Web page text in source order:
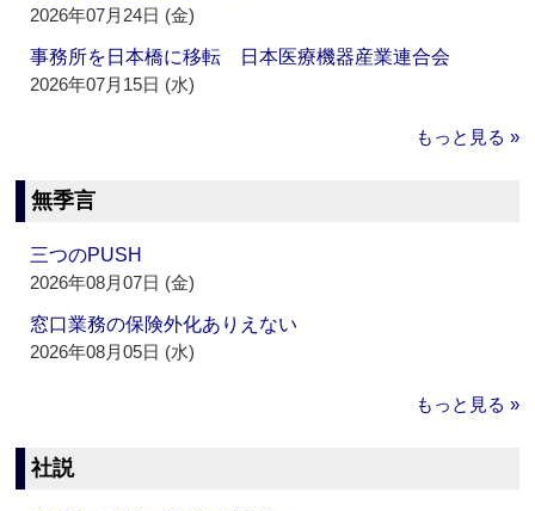
2026年07月24日 (金)
事務所を日本橋に移転 日本医療機器産業連合会
2026年07月15日 (水)
もっと見る »
無季言
三つのPUSH
2026年08月07日 (金)
窓口業務の保険外化ありえない
2026年08月05日 (水)
もっと見る »
社説